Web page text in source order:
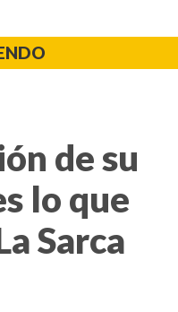
de su
lo que
Sarca